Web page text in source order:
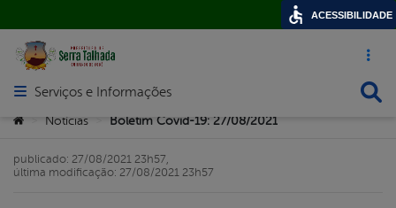
Acesso
Abrir menu principal de navegação
Serviços e Informações
Você está aqui:
Notícias Boletim Covid-19: 27/08/2021
publicado: 27/08/2021 23h57,
última modificação: 27/08/2021 23h57
ACESSIBILIDADE